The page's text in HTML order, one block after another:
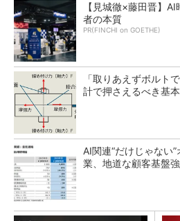
【見城徹×藤田晋】
者の本質
PR(FINCHI on GOETHE)
「取りあえずボル
計で押さえるべき基本
AI関連“だけじゃない
業、地道な顧客基盤